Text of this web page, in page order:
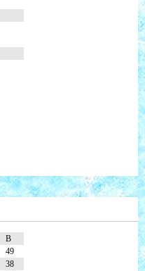
B
49
38